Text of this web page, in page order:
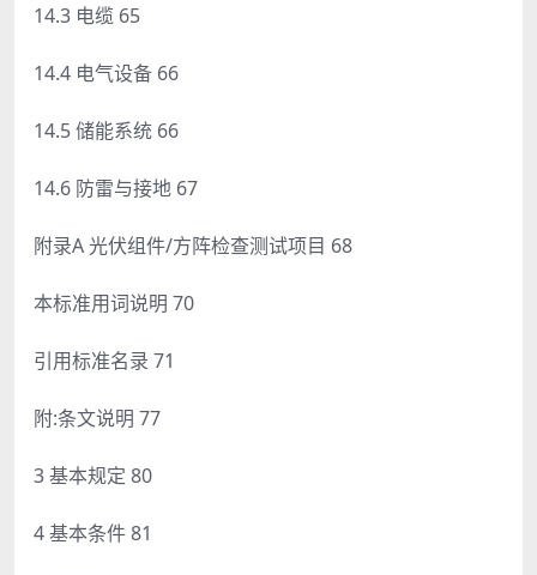
14.3 电缆 65
14.4 电气设备 66
14.5 储能系统 66
14.6 防雷与接地 67
附录A 光伏组件/方阵检查测试项目 68
本标准用词说明 70
引用标准名录 71
附:条文说明 77
3 基本规定 80
4 基本条件 81